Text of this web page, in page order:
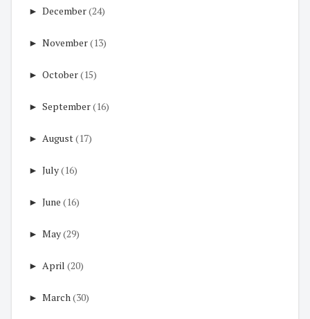
► December(24)
► November(13)
► October(15)
► September(16)
► August(17)
► July(16)
► June (16)
► May(29)
► April (20)
► March(30)